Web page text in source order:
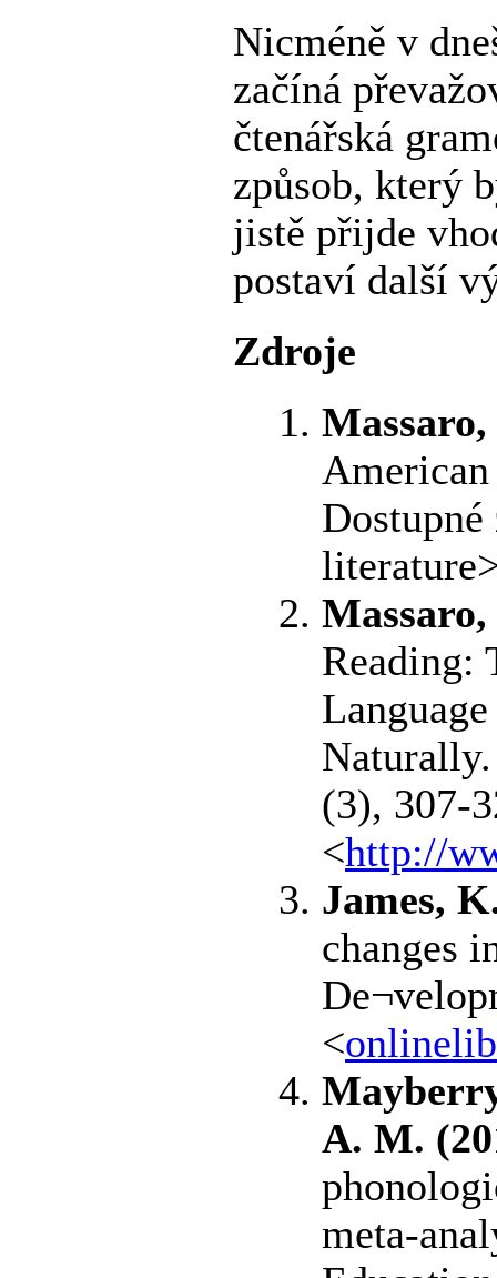
Nicméně v
začíná
čtenářská
způsob, který
jistě přijde
postaví další
Zdroje
Reading:
(3), 307-
<http://
James,
changes
<
A. M.
meta-